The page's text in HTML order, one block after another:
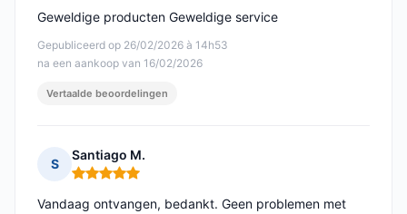
Gepubliceerd op 26/02/2026 à 14h53
na een aankoop van 16/02/2026
Geweldige producten Geweldige service
Vertaalde beoordelingen
S
Santiago M.
Opmerking: 5 van 5
Vandaag ontvangen, bedankt. Geen problemen met